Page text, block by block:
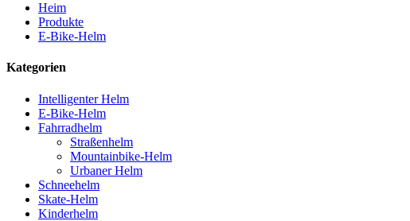
Heim
Produkte
E-Bike-Helm
Kategorien
Intelligenter Helm
E-Bike-Helm
Fahrradhelm
Straßenhelm
Mountainbike-Helm
Urbaner Helm
Schneehelm
Skate-Helm
Kinderhelm